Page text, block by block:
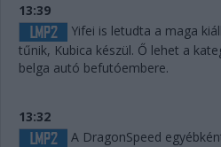
13:39
Yifei is letudta a maga
tűnik, Kubica készül. Ő lehet a
belga autó befutóembere.
13:32
A DragonSpeed